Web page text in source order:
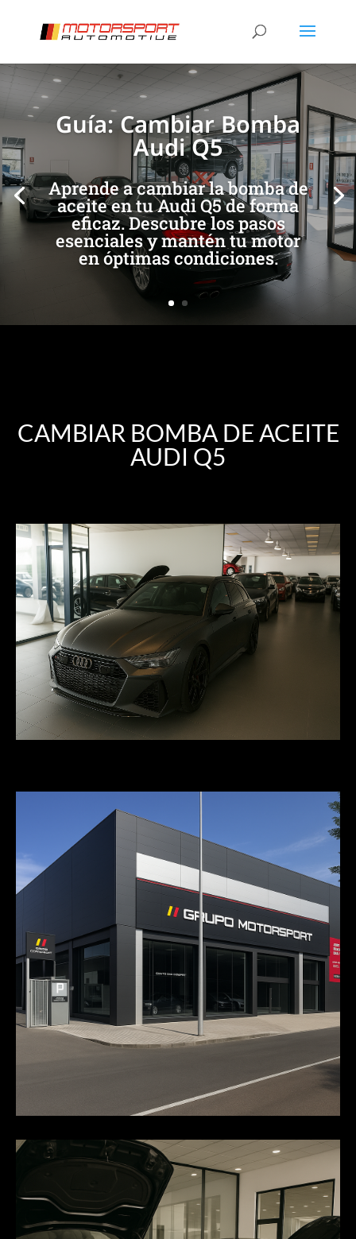
Guía: Cambiar Bomba
Audi Q5
Aprende a cambiar la bomba de
aceite en tu Audi Q5 de forma
eficaz. Descubre los pasos
esenciales y mantén tu motor
en óptimas condiciones.
[/et_pb_slide] [/et_pb_slide]
CAMBIAR BOMBA DE ACEITE
AUDI Q5